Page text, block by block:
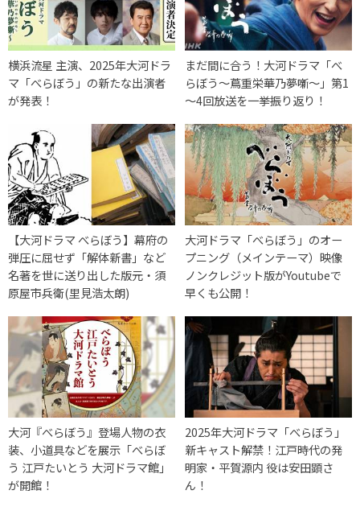
横浜流星 主演、2025年大河ドラ
マ「べらぼう」の新たな出演者
が発表！
まだ間に合う！大河ドラマ「べ
らぼう～蔦重栄華乃夢噺～」第1
～4回放送を一挙振り返り！
【大河ドラマ べらぼう】幕府の
弾圧に屈せず「解体新書」など
名著を世に送り出した版元・須
原屋市兵衛(里見浩太朗)
大河ドラマ「べらぼう」のオー
プニング（メインテーマ）映像
ノンクレジット版がYoutubeで
早くも公開！
大河『べらぼう』登場人物の衣
装、小道具などを展示「べらぼ
う 江戸たいとう 大河ドラマ館」
が開館！
2025年大河ドラマ「べらぼう」
新キャスト解禁！江戸時代の発
明家・平賀源内 役は安田顕さ
ん！